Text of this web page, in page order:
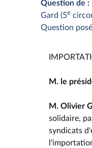
Question de :
Gard (5e
Question
M. le
M. Olivier
solidaire,
syndicats